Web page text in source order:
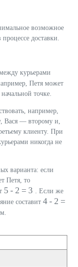
возможное
доставки.
курьерами
Петя может
точке.
например,
Вася — второму и,
клиенту. При
никогда не
варианта: если
Петя, то
5 - 2 = 3
. Если же
составит 4 - 2 =